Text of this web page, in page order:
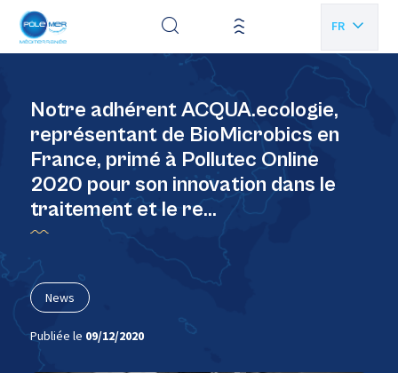
FR
Notre adhérent ACQUA.ecologie,
représentant de BioMicrobics en
France, primé à Pollutec Online
2020 pour son innovation dans le
traitement et le re…
News
Publiée le 09/12/2020
Panneau de gestion des cookies